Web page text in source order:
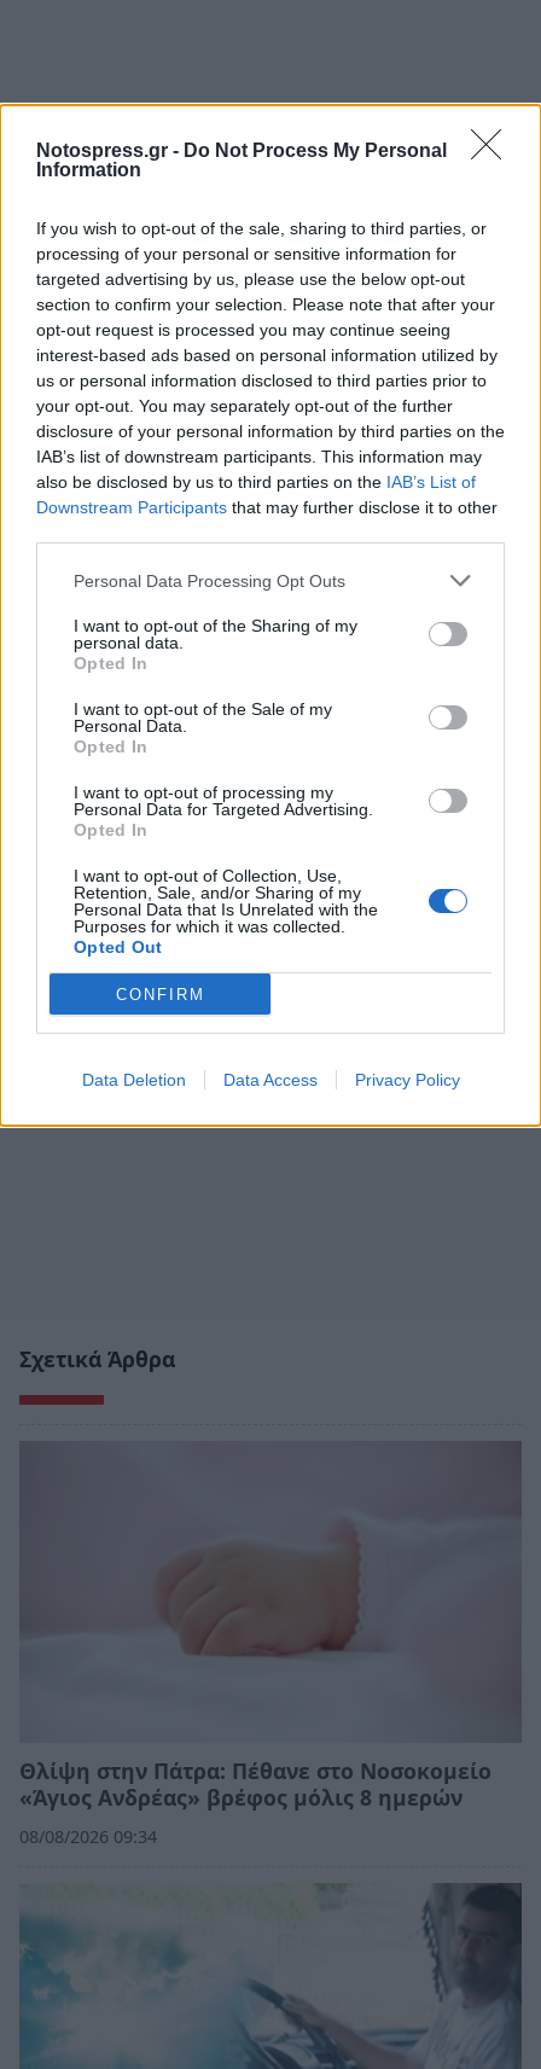
Notospress.gr - Do Not Process My Personal
Information
If you wish to opt-out of the sale, sharing to third parties, or
processing of your personal or sensitive information for
targeted advertising by us, please use the below opt-out
section to confirm your selection. Please note that after your
opt-out request is processed you may continue seeing
interest-based ads based on personal information utilized by
us or personal information disclosed to third parties prior to
your opt-out. You may separately opt-out of the further
disclosure of your personal information by third parties on the
IAB’s list of downstream participants. This information may
also be disclosed by us to third parties on the IAB’s List of
Downstream Participants that may further disclose it to other
Personal Data Processing Opt Outs
I want to opt-out of the Sharing of my
personal data.
Opted In
I want to opt-out of the Sale of my
Personal Data.
Opted In
I want to opt-out of processing my
Personal Data for Targeted Advertising.
Opted In
I want to opt-out of Collection, Use,
Retention, Sale, and/or Sharing of my
Personal Data that Is Unrelated with the
Purposes for which it was collected.
Opted Out
CONFIRM
Data Deletion Data Access Privacy Policy
Ακολουθήστε τοnotospress.grστο Google News και
μάθετε πρώτοιόλες τις ειδήσεις
TAGS: ΑΣΤΥΝΟΜΙΚΟΣ
ΒΑΓΓΕΛΗΣ ΜΠΑΤΑΡΛΗΣ
ΕΝΔΟΟΙΚΟΓΕΝΕΙΑΚΗ ΒΙΑ
ΚΟΙΝΩΝΙΑ
Σχετικά Άρθρα
Θλίψη στην Πάτρα: Πέθανε στο Νοσοκομείο
«Άγιος Ανδρέας» βρέφος μόλις 8 ημερών
08/08/2026 09:34